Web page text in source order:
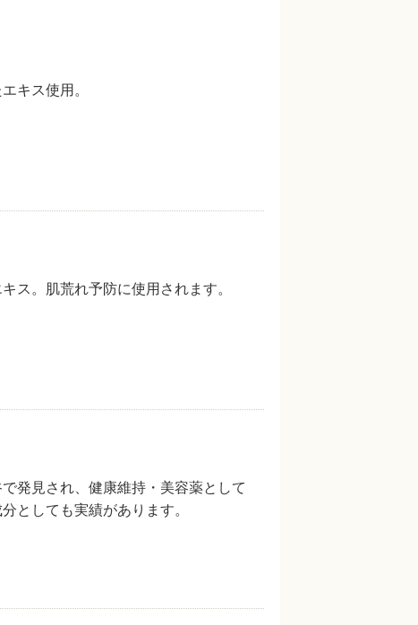
キス使用。
ス。肌荒れ予防に使用されます。
発見され、健康維持・美容薬として
としても実績があります。